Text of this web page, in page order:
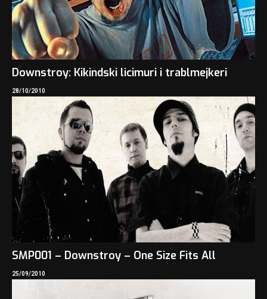
Downstroy: Kikindski licimuri i trablmejkeri
28/10/2010
SMP001 – Downstroy – One Size Fits All
25/09/2010